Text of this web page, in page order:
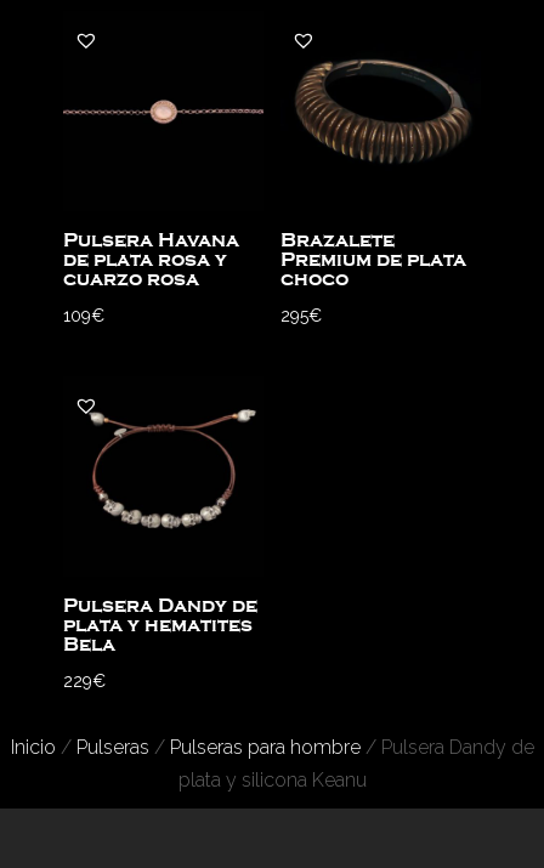
Pulsera Havana
de plata rosa y
cuarzo rosa
109€
Brazalete
Premium de plata
choco
295€
Pulsera Dandy de
plata y hematites
Bela
229€
Inicio / Pulseras / Pulseras para hombre/ Pulsera Dandy de
plata y silicona Keanu